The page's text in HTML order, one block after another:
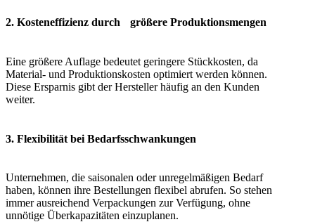
2. Kosteneffizienz durch größere Produktionsmengen
Eine größere Auflage bedeutet geringere Stückkosten, da
Material- und Produktionskosten optimiert werden können.
Diese Ersparnis gibt der Hersteller häufig an den Kunden
weiter.
3. Flexibilität bei Bedarfsschwankungen
Unternehmen, die saisonalen oder unregelmäßigen Bedarf
haben, können ihre Bestellungen flexibel abrufen. So stehen
immer ausreichend Verpackungen zur Verfügung, ohne
unnötige Überkapazitäten einzuplanen.